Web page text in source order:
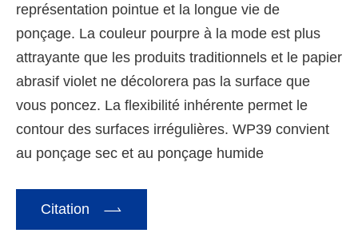
représentation pointue et la longue vie de
ponçage. La couleur pourpre à la mode est plus
attrayante que les produits traditionnels et le papier
abrasif violet ne décolorera pas la surface que
vous poncez. La flexibilité inhérente permet le
contour des surfaces irrégulières. WP39 convient
au ponçage sec et au ponçage humide
Citation 